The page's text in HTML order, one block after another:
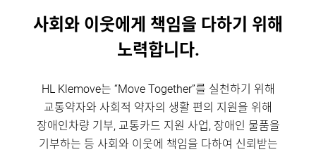
사회와 이웃에게 책임을 다하기 위해
노력합니다.
HL Klemove는 “Move Together”를 실천하기 위해
교통약자와 사회적 약자의 생활 편의 지원을 위해
장애인차량 기부, 교통카드 지원 사업, 장애인 물품을
기부하는 등 사회와 이웃에 책임을 다하여 신뢰받는